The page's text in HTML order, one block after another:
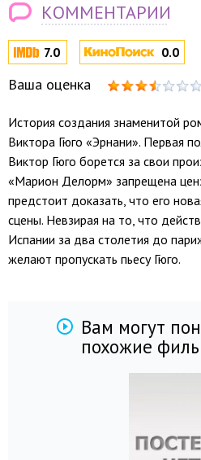
7.0 0.0
Ваша оценка
История создания знаменитой
Виктора Гюго «Эрнани». Первая
Виктор Гюго борется за свои
«Марион Делорм» запрещена
предстоит доказать, что его
сцены. Невзирая на то, что
Испании за два столетия до
желают пропускать пьесу Гюго.
КОММЕНТАРИИ
Вам могут
похожие